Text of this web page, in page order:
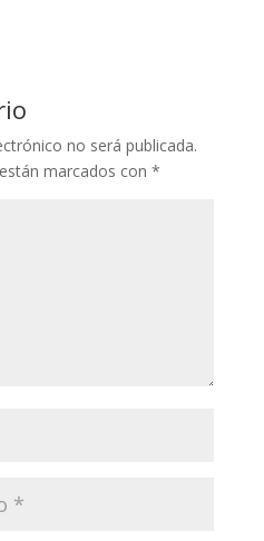
no será publicada.
marcados con *